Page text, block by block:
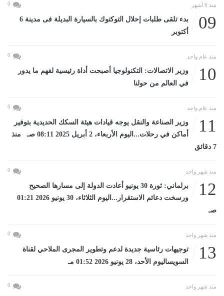
منذ 8 أشهر 0
09
بدء تلقى طلبات إحلال التوكتوك بالسيارة البديلة فى مدينة 6
أكتوبر
منذ عام واحد 0
10
وزير الاتصالات: التكنولوجيا أصبحت أداة رئيسية لفهم ما يدور
في العالم من حولنا
منذ عام واحد 0
11
وزير الصناعة والنقل يوجه قيادات هيئة السكك الحديدية بتوفير
أماكن في رحلات...اليوم الأربعاء، 2 أبريل 2025 08:11 صـ منذ
7 دقائق
منذ شهر واحد 0
12
برلماني: ثورة 30 يونيو أعادت الدولة إلى مسارها الصحيح
ورسخت دعائم الاستقرار...اليوم الثلاثاء، 30 يونيو 2026 01:21
صـ
منذ شهر واحد 0
13
توجيهات رئاسية جديدة لدعم وتطوير المجرى الملاحي لقناة
السويساليوم الأحد، 28 يونيو 2026 01:52 مـ
منذ شهر واحد 0